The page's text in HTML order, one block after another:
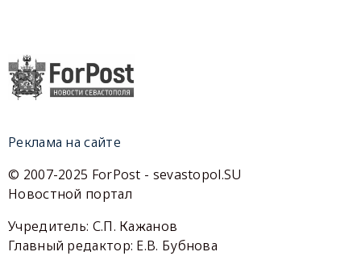
Реклама на сайте
© 2007-2025 ForPost - sevastopol.SU
Новостной портал
Учредитель: С.П. Кажанов
Главный редактор: Е.В. Бубнова